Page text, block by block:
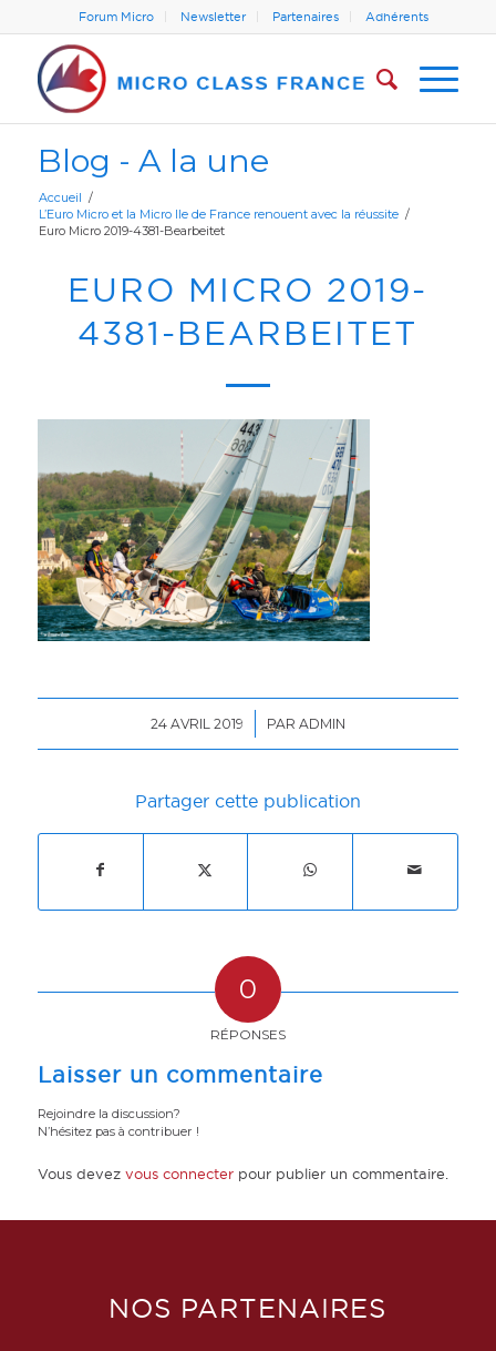
Forum Micro Newsletter Partenaires Adhérents
Blog - A la une
Accueil /
L’Euro Micro et la Micro Ile de France renouent avec la réussite /
Euro Micro 2019-4381-Bearbeitet
EURO MICRO 2019-
4381-BEARBEITET
24 AVRIL 2019
/ PAR ADMIN
Partager cette publication
0
RÉPONSES
Laisser un commentaire
Rejoindre la discussion?
N’hésitez pas à contribuer !
Vous devez vous connecterpour publier un commentaire.
NOS PARTENAIRES